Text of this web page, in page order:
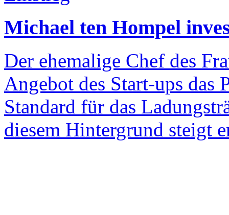
Michael ten Hompel
Der ehemalige Chef des
Angebot des Start-ups das
Standard für das
diesem Hintergrund steigt